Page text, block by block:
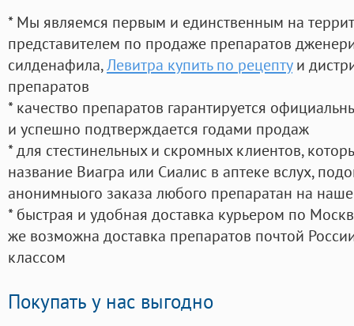
* Мы являемся первым и единственным на
представителем по продаже препаратов
силденафила,Левитра купить по рецептуи
препаратов
* качество препаратов гарантируется
и успешно подтверждается годами продаж
* для стестинельных и скромных клиентов,
название Виагра или Сиалис в аптеке вслух,
анонимныого заказа любого препаратан на
* быстрая и удобная доставка курьером по
же возможна доставка препаратов почтой
классом
Покупать у нас выгодно